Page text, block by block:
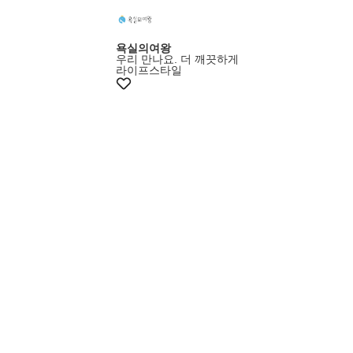
욕실의여왕
우리 만나요. 더 깨끗하게
라이프스타일